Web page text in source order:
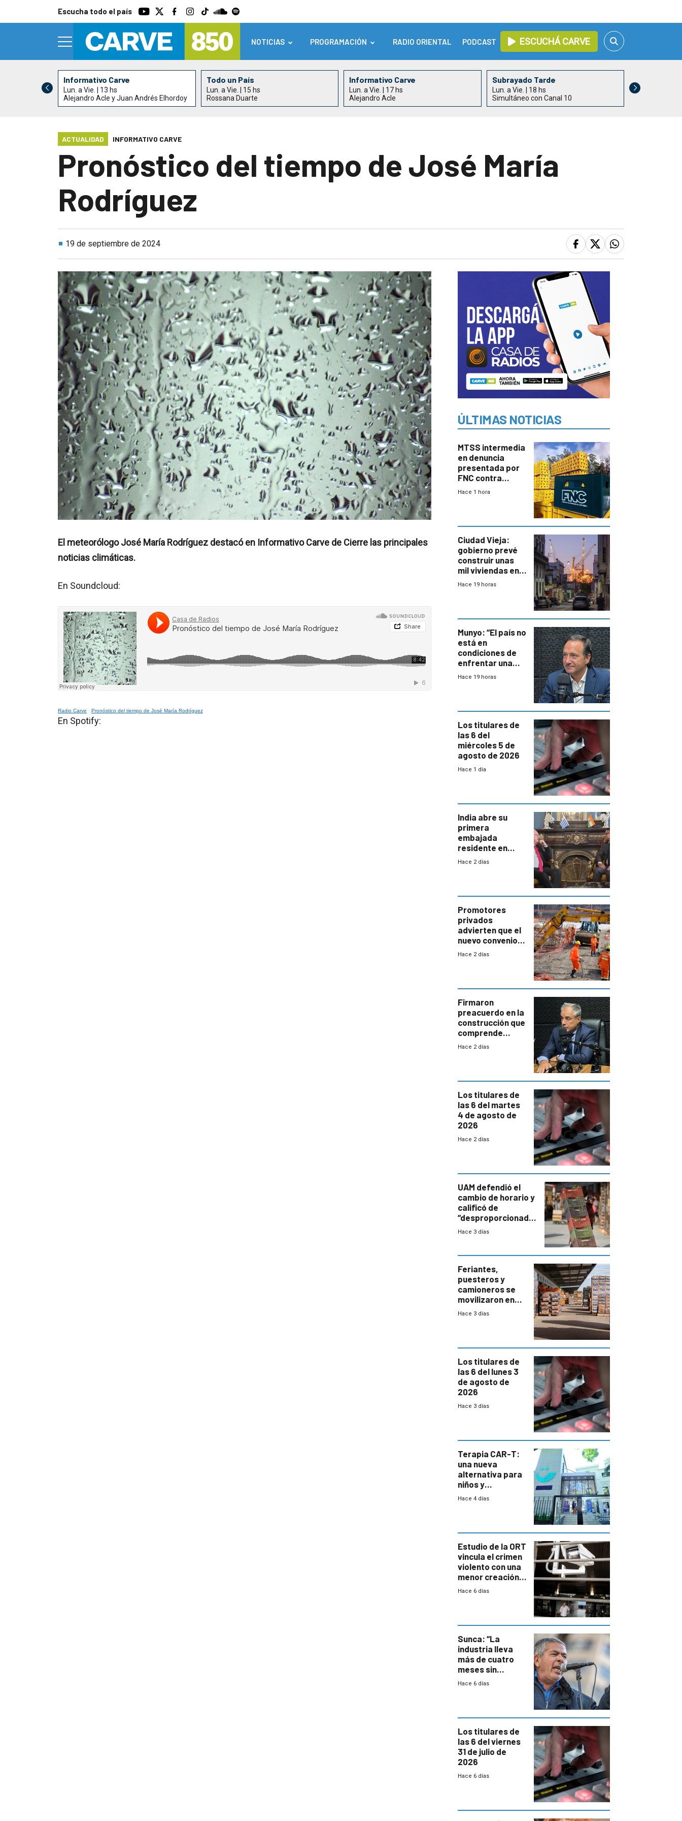
Escucha todo el país
NOTICIAS PROGRAMACIÓN RADIO ORIENTAL PODCAST ESCUCHÁ CARVE
Informativo Carve
Lun. a Vie. | 13 hs
Alejandro Acle y Juan Andrés Elhordoy
Todo un País
Lun. a Vie. | 15 hs
Rossana Duarte
Informativo Carve
Lun. a Vie. | 17 hs
Alejandro Acle
Subrayado Tarde
Lun. a Vie. | 18 hs
Simultáneo con Canal 10
Lun. a Vie. | 19
ACTUALIDAD INFORMATIVO CARVE
Pronóstico del tiempo de José María
Rodríguez
19 de septiembre de 2024
El meteorólogo José María Rodríguez destacó en Informativo Carve de Cierre las principales
noticias climáticas.
En Soundcloud:
Radio Carve · Pronóstico del tiempo de José María Rodríguez
En Spotify:
ÚLTIMAS NOTICIAS
MTSS intermedia
en denuncia
presentada por
FNC contra
sindicato
Hace 1 hora
Ciudad Vieja:
gobierno prevé
construir unas
mil viviendas en
un plan de
Hace 19 horas
Munyo: “El país no
está en
condiciones de
enfrentar una
reducción de la
Hace 19 horas
Los titulares de
las 6 del
miércoles 5 de
agosto de 2026
Hace 1 día
India abre su
primera
embajada
residente en
Uruguay y crecen
enorme
potencial
Hace 2 días
Promotores
privados
advierten que el
nuevo convenio
de la
a revisar
proyectos
Hace 2 días
Firmaron
preacuerdo en la
construcción que
comprende
reducción
Hace 2 días
Los titulares de
las 6 del martes
4 de agosto de
2026
Hace 2 días
UAM defendió el
cambio de horario y
calificó de
“desproporcionado”
el bloqueo de
Hace 3 días
Feriantes,
puesteros y
camioneros se
movilizaron en
rechazo a
Hace 3 días
Los titulares de
las 6 del lunes 3
de agosto de
2026
Hace 3 días
Terapia CAR-T:
una nueva
alternativa para
niños y
adolescentes
Hace 4 días
Estudio de la ORT
vincula el crimen
violento con una
menor creación
de empresas
Hace 6 días
Sunca: “La
industria lleva
más de cuatro
meses sin
convenio
Hace 6 días
Los titulares de
las 6 del viernes
31 de julio de
2026
Hace 6 días